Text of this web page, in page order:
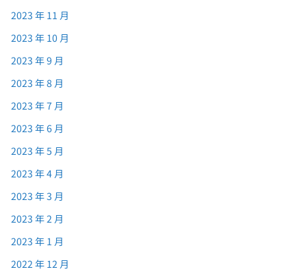
2023 年 11 月
2023 年 10 月
2023 年 9 月
2023 年 8 月
2023 年 7 月
2023 年 6 月
2023 年 5 月
2023 年 4 月
2023 年 3 月
2023 年 2 月
2023 年 1 月
2022 年 12 月